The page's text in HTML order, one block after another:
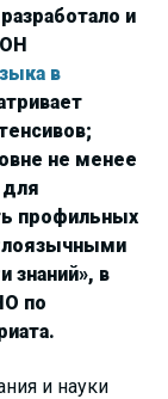
и
в
не менее
профильных
знаний», в
по
и науки